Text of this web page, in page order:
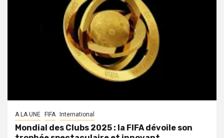
A LA UNE FIFA International
Mondial des Clubs 2025 : la FIFA dévoile son